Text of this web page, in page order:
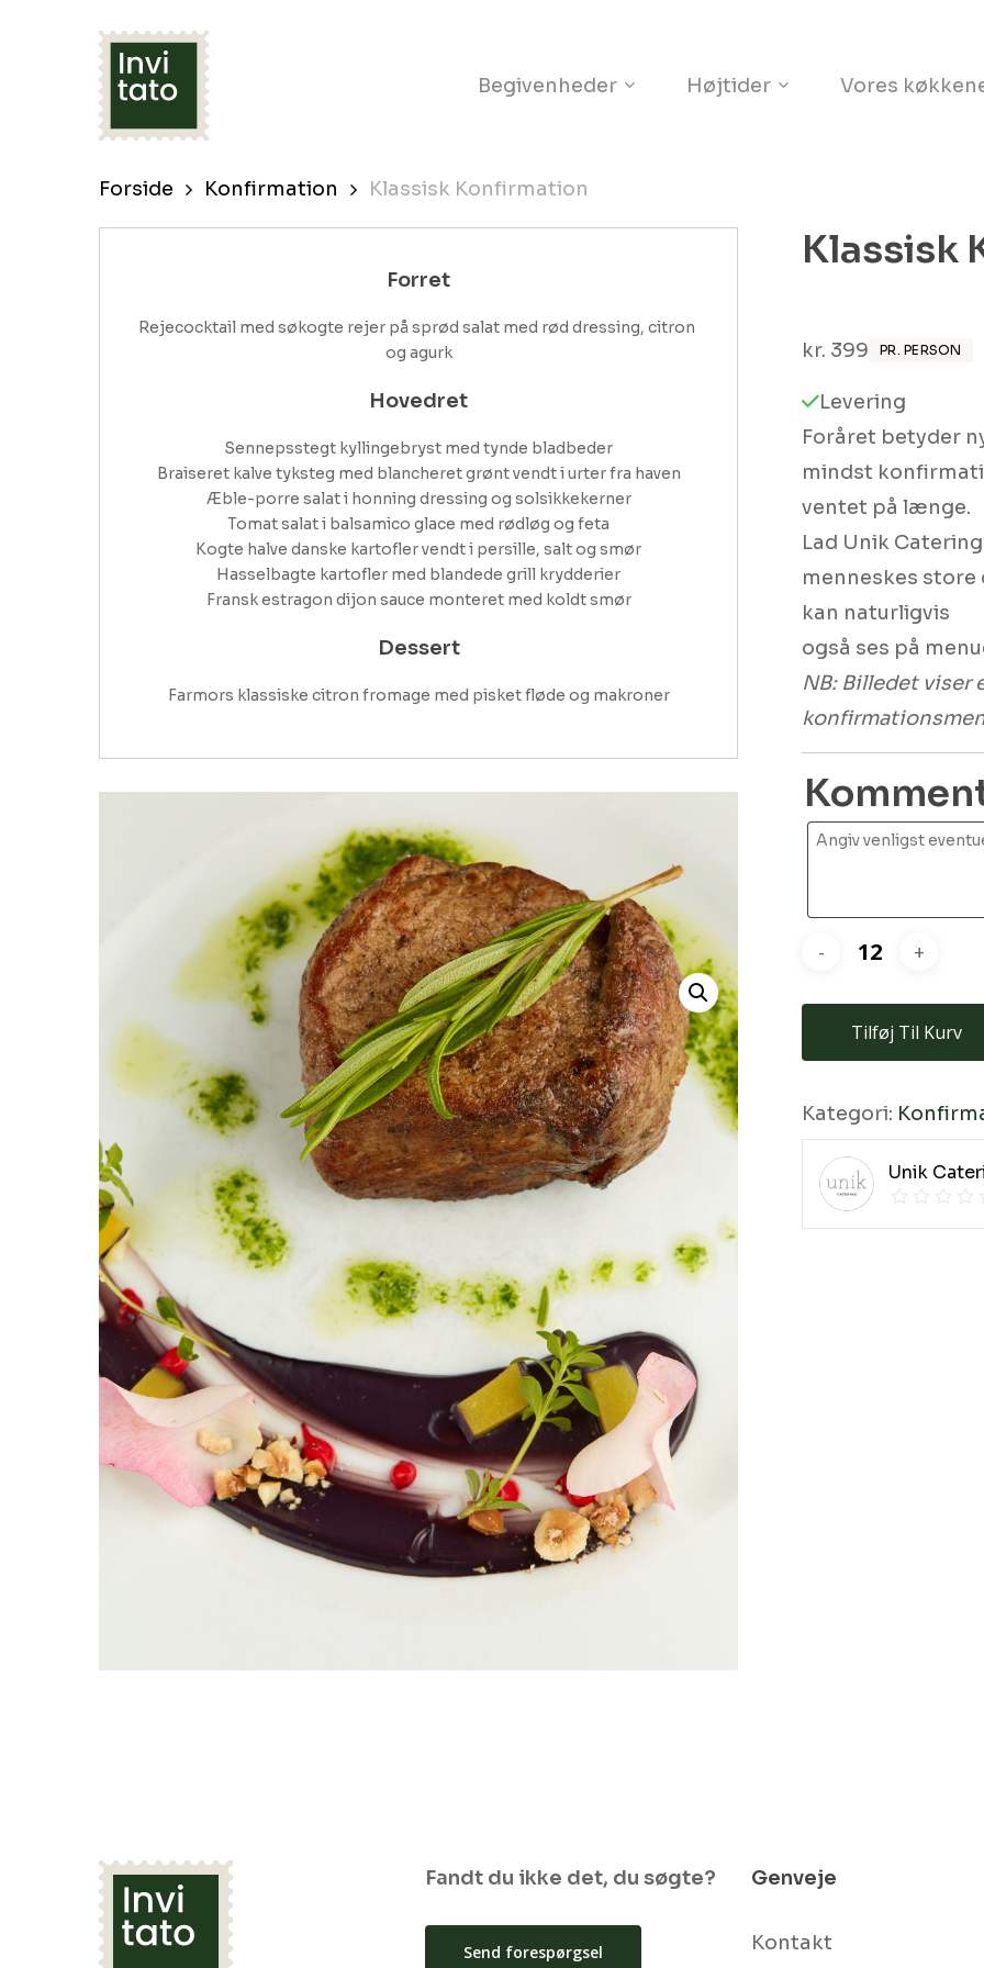
Begivenheder Højtider Vores
Forside Konfirmation Klassisk Konfirmation
Forret
Rejecocktail med søkogte rejer på sprød salat med rød dressing, citron
og agurk
Hovedret
Sennepsstegt kyllingebryst med tynde bladbeder
Braiseret kalve tyksteg med blancheret grønt vendt i urter fra haven
Æble-porre salat i honning dressing og solsikkekerner
Tomat salat i balsamico glace med rødløg og feta
Kogte halve danske kartofler vendt i persille, salt og smør
Hasselbagte kartofler med blandede grill krydderier
Fransk estragon dijon sauce monteret med koldt smør
Dessert
Farmors klassiske citron fromage med pisket fløde og makroner
Klassisk
kr. 399 PR. PERSON
Levering
Foråret betyder
mindst
ventet på længe.
Lad Unik
menneskes store
kan naturligvis
også ses på
NB: Billedet viser
Tilføj Til Kurv
Kategori:
Unik
Fandt du ikke det, du søgte?
Send forespørgsel
Genveje
Kontakt